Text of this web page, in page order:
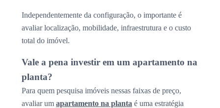
Independentemente da configuração, o importante é
avaliar localização, mobilidade, infraestrutura e o custo
total do imóvel.
Vale a pena investir em um apartamento na
planta?
Para quem pesquisa imóveis nessas faixas de preço,
avaliar um apartamento na planta é uma estratégia